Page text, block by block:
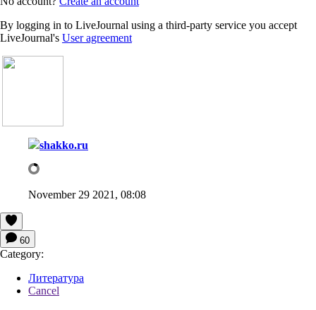
By logging in to LiveJournal using a third-party service you accept
LiveJournal's User agreement
shakko.ru
November 29 2021, 08:08
60
Category:
Литература
Cancel